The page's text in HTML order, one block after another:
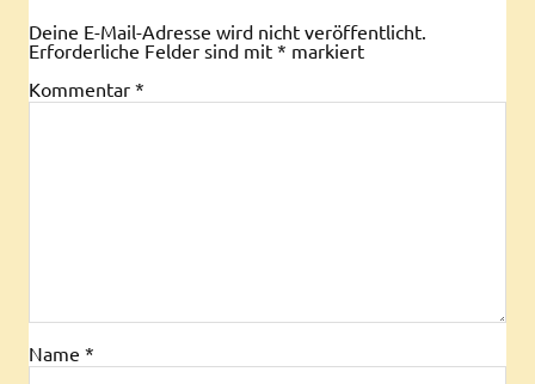
Deine E-Mail-Adresse wird nicht veröffentlicht.
Erforderliche Felder sind mit * markiert
Kommentar *
Name *